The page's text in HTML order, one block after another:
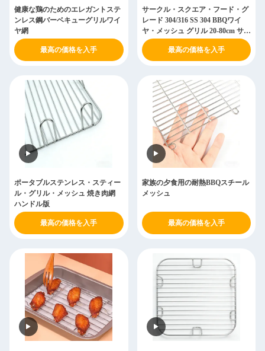
健康な鶏のためのエレガントステ
ンレス鋼バーベキューグリルワイ
ヤ網
最高の価格を入手
サークル・スクエア・フード・グ
レード 304/316 SS 304 BBQワイ
ヤ・メッシュ グリル 20-80cm サイ
ズ
最高の価格を入手
ポータブルステンレス・スティー
ル・グリル・メッシュ 焼き肉網
ハンドル版
最高の価格を入手
家族の夕食用の耐熱BBQスチール
メッシュ
最高の価格を入手